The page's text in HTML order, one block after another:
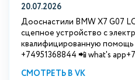
20.07.2026
Дооснастили BMW Х7 G07
сцепное устройство с
квалифицированную помощь
+74951368844 📲 what's
СМОТРЕТЬ В VK